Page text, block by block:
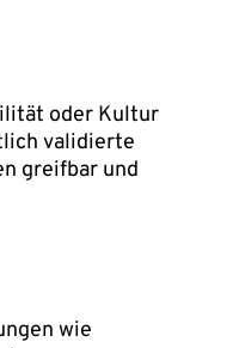
oder Kultur
validierte
greifbar und
wie